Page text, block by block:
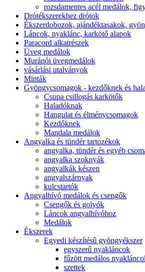
rozsdamentes acél medálok,
Drótékszerekhez drótok
Ékszerdobozok, ajándéktasakok,
Láncok, nyaklánc, karkötő alapok
Paracord alkatrészek
Üveg medálok
Muránói üvegmedálok
vásárlási utalványok
Minták
Gyöngycsomagok - kezdőknek és
Csupa csillogás karkötők
Haladóknak
Hangulat és élménycsomagok
Kezdőknek
Mandala medálok
Angyalka és tündér tartozékok
angyalka, tündér és egyéb
angyalka szoknyák
angyalkák készen
angyalszárnyak
kulcstartók
Angyalhívó medálok és csengők
Csengők és golyók
Láncok angyalhívóhoz
Medálok
Ékszerek
Egyedi készítésû gyöngyékszer
egyszerű nyakláncok
fűzött medálos
szettek